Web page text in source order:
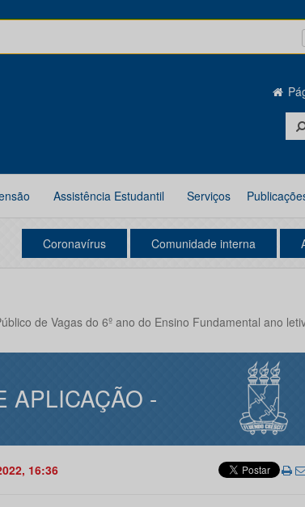
Assistência Estudantil Serviços
Coronavírus Comunidade interna
de Vagas do 6º ano do Ensino Fundamental ano
APLICAÇÃO -
16:36